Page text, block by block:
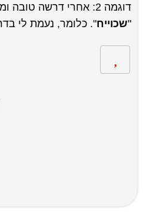
דוגמה 2: אחרי דרשה
"שכוייח". כלומר, נעמת לי